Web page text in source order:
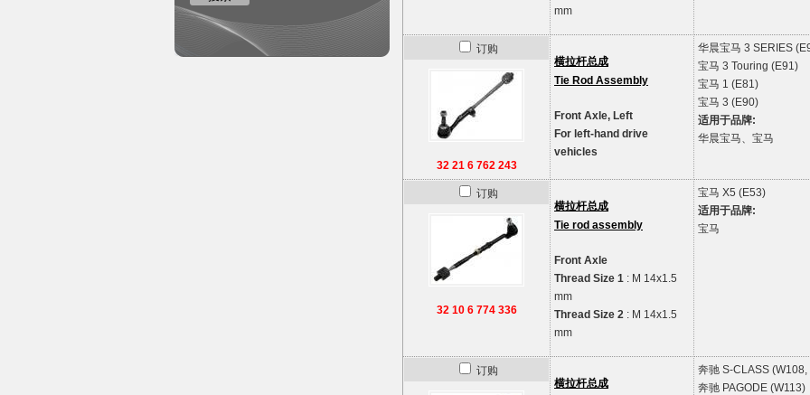
mm
订购
32 21 6 762 243
横拉杆总成
Tie Rod Assembly
Front Axle, Left
For left-hand drive
vehicles
华晨宝马 3 SERIES
宝马 3 Touring (E91)
宝马 1 (E81)
宝马 3 (E90)
适用于品牌:
华晨宝马、宝马
订购
32 10 6 774 336
横拉杆总成
Tie rod assembly
Front Axle
Thread Size 1 : M 14x1.5
mm
Thread Size 2 : M 14x1.5
mm
宝马 X5 (E53)
适用于品牌:
宝马
订购
横拉杆总成
奔驰 S-CLASS (W108,
奔驰 PAGODE (W113)